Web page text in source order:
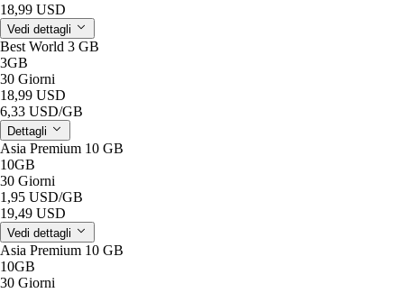
18,99 USD
Vedi dettagli
Best World 3 GB
3GB
30 Giorni
18,99 USD
6,33 USD/GB
Dettagli
Asia Premium 10 GB
10GB
30 Giorni
1,95 USD/GB
19,49 USD
Vedi dettagli
Asia Premium 10 GB
10GB
30 Giorni